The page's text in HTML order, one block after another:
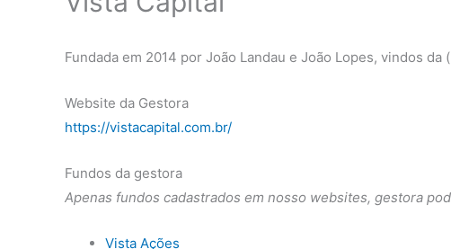
Fundada em 2014 por João Landau e João Lopes, vindos
Website da Gestora
https://vistacapital.com.br/
Fundos da gestora
Apenas fundos cadastrados em nosso websites, gestora
Vista Ações